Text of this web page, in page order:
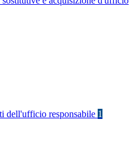
dell'ufficio responsabile 1